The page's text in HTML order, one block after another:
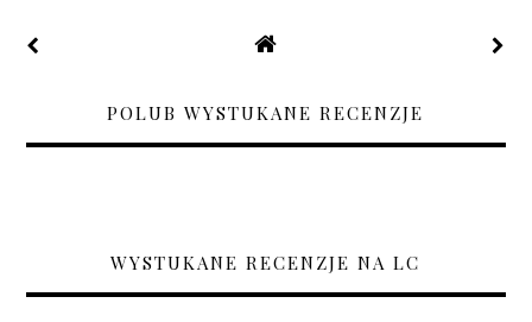
POLUB WYSTUKANE RECENZJE
WYSTUKANE RECENZJE NA LC